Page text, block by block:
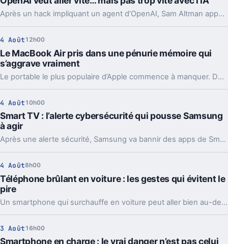
Après un hack impliquant un agent d’OpenAI, Sam Altman appelle à ralentir le rythme de l’IA. Mais le vrai débat ne se limite pas à freiner.
4 Août 12h00
Le MacBook Air pris dans une pénurie mémoire qui
s’aggrave vraiment
Le portable le plus populaire d’Apple commence à manquer. Délais vers fin août, voire septembre, et Apple cherche déjà des parades côté mémoire.
4 Août 10h00
Smart TV : l’alerte cybersécurité qui pousse Samsung
à agir
Après une alerte sécurité, Samsung va bannir des apps de Smart TV capables de partager votre connexion avec des inconnus, en arrière-plan.
4 Août8h00
Téléphone brûlant en voiture : les gestes qui évitent le
pire
Un smartphone qui surchauffe en voiture peut aller bien au-delà du simple bug. Support, charge et soleil direct forment souvent le trio à éviter.
3 Août 16h00
Smartphone en charge : le vrai danger n’est pas celui